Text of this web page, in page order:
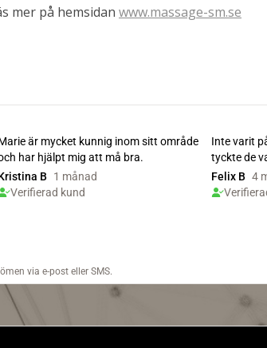
mer på hemsidan www.massage-sm.se